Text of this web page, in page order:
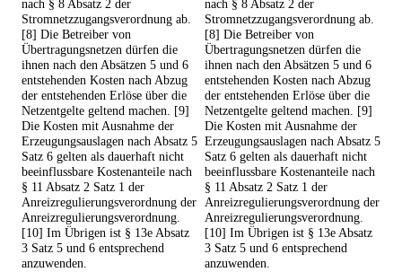
nach § 8 Absatz 2 der
Stromnetzzugangsverordnung ab.
[8] Die Betreiber von
Übertragungsnetzen dürfen die
ihnen nach den Absätzen 5 und 6
entstehenden Kosten nach Abzug
der entstehenden Erlöse über die
Netzentgelte geltend machen. [9]
Die Kosten mit Ausnahme der
Erzeugungsauslagen nach Absatz 5
Satz 6 gelten als dauerhaft nicht
beeinflussbare Kostenanteile nach
§ 11 Absatz 2 Satz 1 der
Anreizregulierungsverordnung der
Anreizregulierungsverordnung.
[10] Im Übrigen ist § 13e Absatz
3 Satz 5 und 6 entsprechend
anzuwenden.
nach § 8 Absatz 2 der
Stromnetzzugangsverordnung ab.
[8] Die Betreiber von
Übertragungsnetzen dürfen die
ihnen nach den Absätzen 5 und 6
entstehenden Kosten nach Abzug
der entstehenden Erlöse über die
Netzentgelte geltend machen. [9]
Die Kosten mit Ausnahme der
Erzeugungsauslagen nach Absatz 5
Satz 6 gelten als dauerhaft nicht
beeinflussbare Kostenanteile nach
§ 11 Absatz 2 Satz 1 der
Anreizregulierungsverordnung der
Anreizregulierungsverordnung.
[10] Im Übrigen ist § 13e Absatz
3 Satz 5 und 6 entsprechend
anzuwenden.